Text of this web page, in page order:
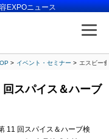
EXPOニュース
イベント・セミナー エスビー
スパイス＆ハーブ
11 回スパイス＆ハーブ検